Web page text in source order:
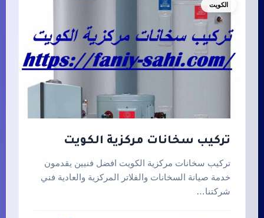
الكويت
تركيب سخانات مركزية الكويت
تركيب سخانات مركزية الكويت افضل فنيين يقدمون
خدمة صيانة السخانات والفلاتر المركزية والعادية فني
شركتنا…